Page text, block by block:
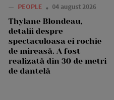
— PEOPLE 04 august 2026
Thylane Blondeau,
detalii despre
spectaculoasa ei rochie
de mireasă. A fost
realizată din 30 de metri
de dantelă